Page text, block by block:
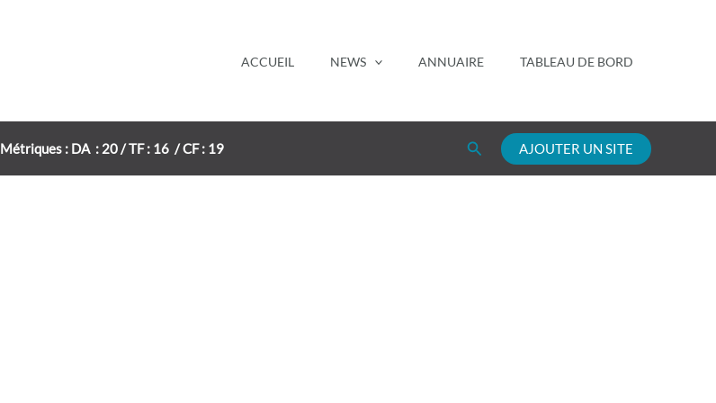
ACCUEIL NEWS ANNUAIRE TABLEAU DE BORD
Métriques : DA : 20 / TF : 16 / CF : 19 RechercherAJOUTER UN SITE